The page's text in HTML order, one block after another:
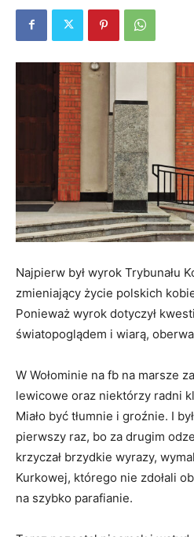
Najpierw był wyrok Trybunału
zmieniający życie polskich
Ponieważ wyrok dotyczył
światopoglądem i wiarą,
W Wołominie na fb na marsze
lewicowe oraz niektórzy radni
Miało być tłumnie i groźnie. I
pierwszy raz, bo za drugim
krzyczał brzydkie wyrazy,
Kurkowej, którego nie zdołali
na szybko parafianie.